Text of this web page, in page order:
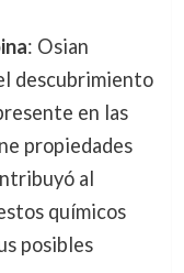
: Osian
descubrimiento
en las
propiedades
al
químicos
posibles